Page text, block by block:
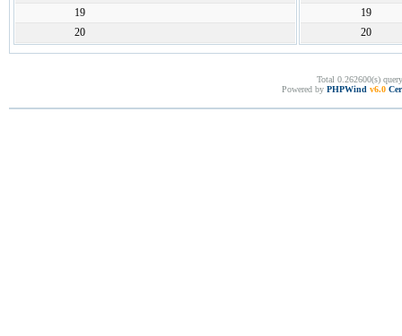
19
20
19
20
Total 0.262600(s)
Powered by PHPWind v6.0